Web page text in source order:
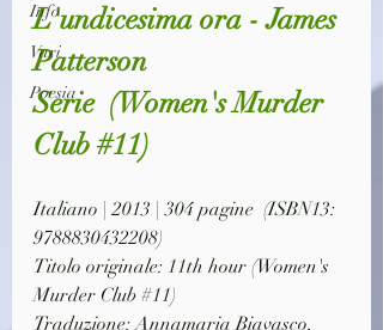
Info
Vari
Poesia
L'undicesima ora - James
Patterson
Serie (Women's Murder
Club #11)
Italiano | 2013 | 304 pagine  (ISBN13:
9788830432208)
Titolo originale: 11th hour (Women's
Murder Club #11)
Traduzione: Annamaria Biavasco,